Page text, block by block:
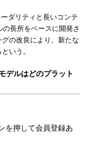
ダリティと長いコンテ
長所をベースに開発さ
の改良により、新たな
いう。
ルはどのプラット
を押して会員登録あ